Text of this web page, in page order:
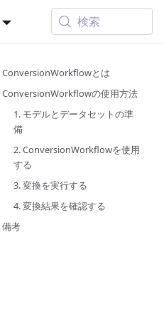
検索
ConversionWorkflowとは
ConversionWorkflowの使用方法
1. モデルとデータセットの準
備
2. ConversionWorkflowを使用
する
3. 変換を実行する
4. 変換結果を確認する
備考